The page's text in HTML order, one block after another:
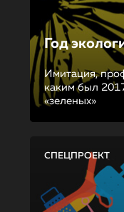
Год
Имитация,
каким был
«зеленых»
СПЕЦПРОЕКТ